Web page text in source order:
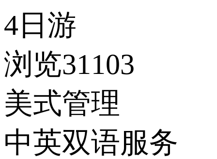
4日游
浏览31103
美式管理
中英双语服务